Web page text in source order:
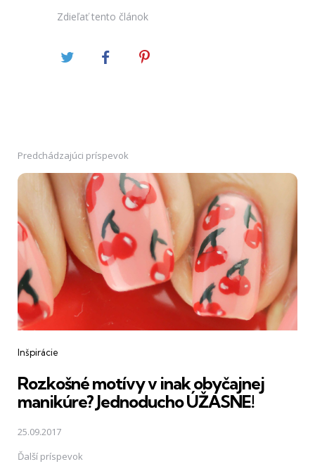
Zdieľať tento článok
Post
navigation
Predchádzajúci príspevok
Inšpirácie
Rozkošné motívy v inak obyčajnej
manikúre? Jednoducho ÚŽASNE!
25.09.2017
Ďalší príspevok